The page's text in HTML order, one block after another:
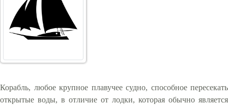
Корабль, любое крупное плавучее судно, способное пересекать
открытые воды, в отличие от лодки, которая обычно является